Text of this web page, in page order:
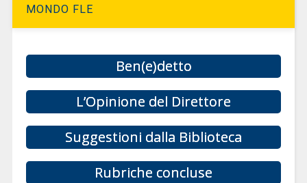
MONDO FLE
Ben(e)detto
L’Opinione del Direttore
Suggestioni dalla Biblioteca
Rubriche concluse